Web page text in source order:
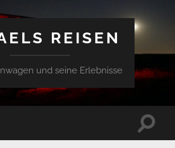
REISEN
und seine Erlebnisse